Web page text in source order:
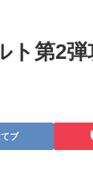
第2弾
ブ